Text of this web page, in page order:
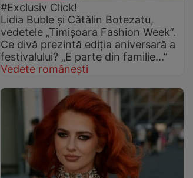
#Exclusiv Click!
Lidia Buble și Cătălin Botezatu,
vedetele „Timișoara Fashion Week”.
Ce divă prezintă ediția aniversară a
festivalului? „E parte din familie...”
Vedete românești